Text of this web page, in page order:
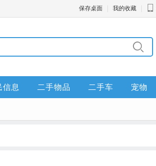
保存桌面 我的收藏
信息 二手物品 二手车 宠物